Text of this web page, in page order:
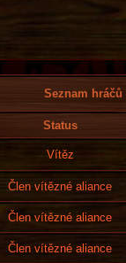
Seznam
Status
Vítěz
Člen vítězné aliance
Člen vítězné aliance
Člen vítězné aliance